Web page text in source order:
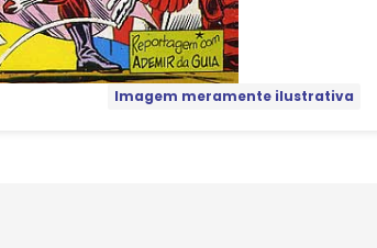
Imagem meramente ilustrativa